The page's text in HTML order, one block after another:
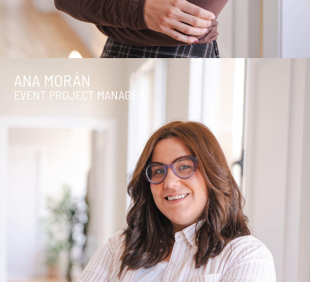
ANA MORÁN
EVENT PROJECT MANAGER